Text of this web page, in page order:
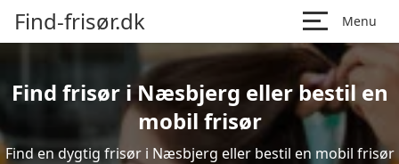
Find-frisør.dk Menu
Find frisør i Næsbjerg eller bestil en
mobil frisør
Find en dygtig frisør i Næsbjerg eller bestil en mobil frisør